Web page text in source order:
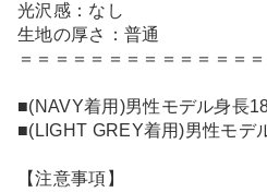
光沢感：なし
生地の厚さ：普通
＝＝＝＝＝＝＝＝＝＝＝＝＝
■(NAVY着用)男性モデル身長
■(LIGHT GREY着用)男性モデ
【注意事項】